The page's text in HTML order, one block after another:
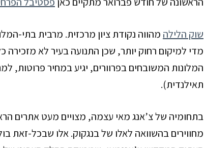
שוק הלילה מהווה נקודת ציון מרכזית. מרבית בתי-
מדי למיקום רחוק יותר, שכן התנועה בעיר לא
המלונות המשובחים בפרוורים, יגיע במחיר פרוטות,
תאילנדית).
בתחומיה של צ’אנג מאי עצמה, מצויים מעט אתרים
מחווירים בהשוואה לאלו של בנגקוק. אלו שבכל-זאת